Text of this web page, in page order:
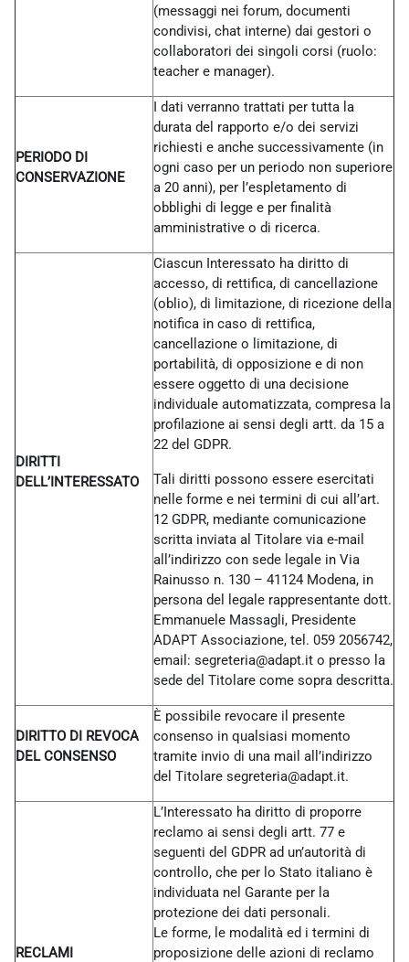
(messaggi nei forum, documenti
condivisi, chat interne) dai gestori o
collaboratori dei singoli corsi (ruolo:
teacher e manager).
PERIODO DI
CONSERVAZIONE
I dati verranno trattati per tutta la
durata del rapporto e/o dei servizi
richiesti e anche successivamente (in
ogni caso per un periodo non superiore
a 20 anni), per l’espletamento di
obblighi di legge e per finalità
amministrative o di ricerca.
DIRITTI
DELL’INTERESSATO
Ciascun Interessato ha diritto di
accesso, di rettifica, di cancellazione
(oblio), di limitazione, di ricezione della
notifica in caso di rettifica,
cancellazione o limitazione, di
portabilità, di opposizione e di non
essere oggetto di una decisione
individuale automatizzata, compresa la
profilazione ai sensi degli artt. da 15 a
22 del GDPR.
Tali diritti possono essere esercitati
nelle forme e nei termini di cui all’art.
12 GDPR, mediante comunicazione
scritta inviata al Titolare via e-mail
all’indirizzo con sede legale in Via
Rainusso n. 130 – 41124 Modena, in
persona del legale rappresentante dott.
Emmanuele Massagli, Presidente
ADAPT Associazione, tel. 059 2056742,
email: segreteria@adapt.it o presso la
sede del Titolare come sopra descritta.
DIRITTO DI REVOCA
DEL CONSENSO
È possibile revocare il presente
consenso in qualsiasi momento
tramite invio di una mail all’indirizzo
del Titolare segreteria@adapt.it.
RECLAMI
L’Interessato ha diritto di proporre
reclamo ai sensi degli artt. 77 e
seguenti del GDPR ad un’autorità di
controllo, che per lo Stato italiano è
individuata nel Garante per la
protezione dei dati personali.
Le forme, le modalità ed i termini di
proposizione delle azioni di reclamo